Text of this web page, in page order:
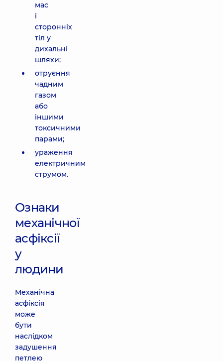
мас
і
сторонніх
тіл у
дихальні
шляхи;
отруєння
чадним
газом
або
іншими
токсичними
парами;
ураження
електричним
струмом.
Ознаки
механічної
асфіксії
у
людини
Механічна
асфіксія
може
бути
наслідком
задушення
петлею